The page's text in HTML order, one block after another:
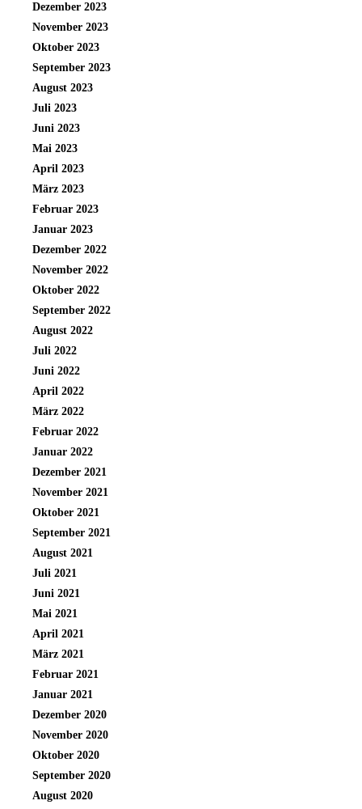
Dezember 2023
November 2023
Oktober 2023
September 2023
August 2023
Juli 2023
Juni 2023
Mai 2023
April 2023
März 2023
Februar 2023
Januar 2023
Dezember 2022
November 2022
Oktober 2022
September 2022
August 2022
Juli 2022
Juni 2022
April 2022
März 2022
Februar 2022
Januar 2022
Dezember 2021
November 2021
Oktober 2021
September 2021
August 2021
Juli 2021
Juni 2021
Mai 2021
April 2021
März 2021
Februar 2021
Januar 2021
Dezember 2020
November 2020
Oktober 2020
September 2020
August 2020